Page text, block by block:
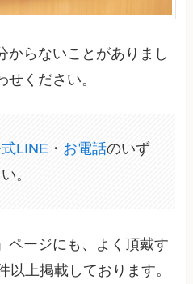
からないことがありまし
ください。
LINE ・ お電話のいず
。
」ページにも、よく頂戴す
以上掲載しております。